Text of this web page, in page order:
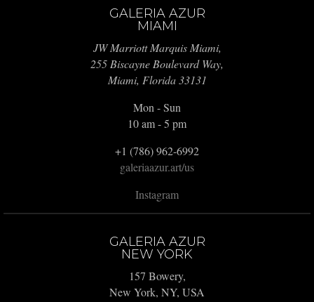
GALERIA AZUR
MIAMI
JW Marriott Marquis Miami,
255 Biscayne Boulevard Way,
Miami, Florida 33131
Mon - Sun
10 am - 5 pm
+1 (786) 962-6992
galeriaazur.art/us
Instagram
GALERIA AZUR
NEW YORK
157 Bowery,
New York, NY, USA